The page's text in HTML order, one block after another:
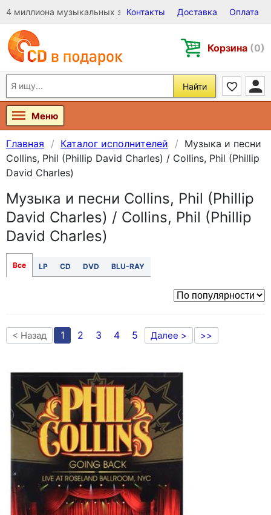
4 миллиона музыкальных записей на Виниле, CD и DVD
Контакты Доставка Оплата
Корзина (0)
Найти
Меню
Главная Каталог исполнителей
Музыка и песни
Collins, Phil (Phillip David Charles) / Collins, Phil (Phillip
David Charles)
Музыка и песни Collins, Phil (Phillip
David Charles) / Collins, Phil (Phillip
David Charles)
Все LP CD DVD BLU-RAY
< Назад 1 2 3 4 5 Далее > >>